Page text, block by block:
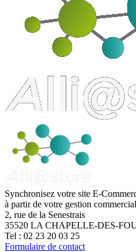
Synchronisez votre site E-
à partir de votre gestion
2, rue de la Senestrais
35520 LA CHAPELLE-DES-
Tel : 02 23 20 03 25
Formulaire de contact